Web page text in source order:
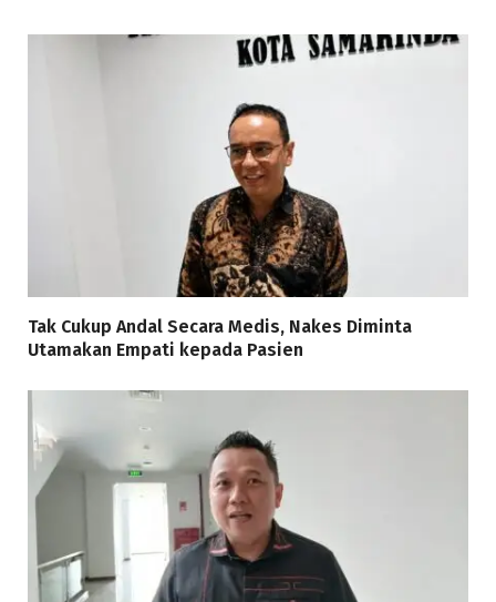
Tak Cukup Andal Secara Medis, Nakes Diminta
Utamakan Empati kepada Pasien